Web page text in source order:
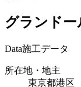
グランド
Data施工データ
所在地・地主
東京都港区